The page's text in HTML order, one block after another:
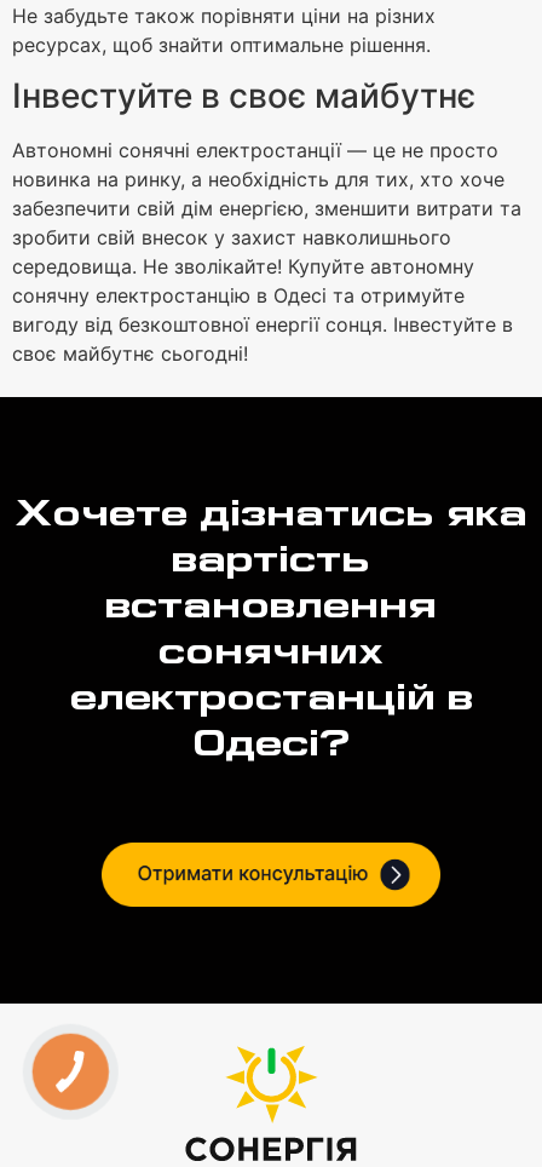
Не забудьте також порівняти ціни на різних
ресурсах, щоб знайти оптимальне рішення.
Інвестуйте в своє майбутнє
Автономні сонячні електростанції — це не просто
новинка на ринку, а необхідність для тих, хто хоче
забезпечити свій дім енергією, зменшити витрати та
зробити свій внесок у захист навколишнього
середовища. Не зволікайте! Купуйте автономну
сонячну електростанцію в Одесі та отримуйте
вигоду від безкоштовної енергії сонця. Інвестуйте в
своє майбутнє сьогодні!
Хочете дізнатись яка
вартість
встановлення
сонячних
електростанцій в
Одесі?